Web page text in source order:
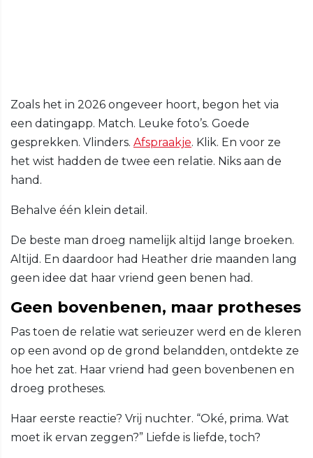
Zoals het in 2026 ongeveer hoort, begon het via
een datingapp. Match. Leuke foto’s. Goede
gesprekken. Vlinders. Afspraakje. Klik. En voor ze
het wist hadden de twee een relatie. Niks aan de
hand.
Behalve één klein detail.
De beste man droeg namelijk altijd lange broeken.
Altijd. En daardoor had Heather drie maanden lang
geen idee dat haar vriend geen benen had.
Geen bovenbenen, maar protheses
Pas toen de relatie wat serieuzer werd en de kleren
op een avond op de grond belandden, ontdekte ze
hoe het zat. Haar vriend had geen bovenbenen en
droeg protheses.
Haar eerste reactie? Vrij nuchter. “Oké, prima. Wat
moet ik ervan zeggen?” Liefde is liefde, toch?